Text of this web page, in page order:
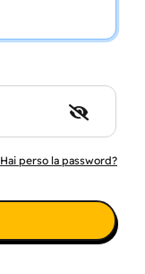
Hai perso la password?